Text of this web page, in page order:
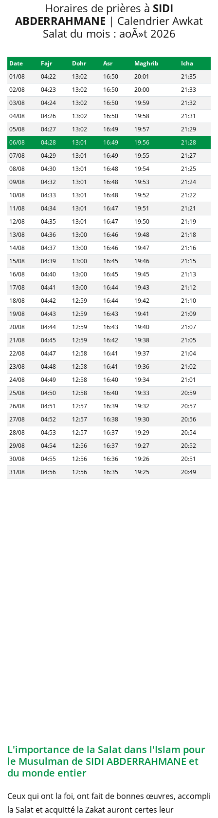
Horaires de prières à SIDI
ABDERRAHMANE | Calendrier Awkat
Salat du mois : aoÃ»t 2026
Date Fajr Dohr Asr Maghrib
Icha
01/08
04:22 13:02 16:50 20:01
21:35
02/08
04:23 13:02 16:50 20:00
21:33
03/08
04:24 13:02 16:50 19:59
21:32
04/08
04:26 13:02 16:50 19:58
21:31
05/08
04:27 13:02 16:49 19:57
21:29
06/08
04:28 13:01 16:49 19:56
21:28
07/08
04:29 13:01 16:49 19:55
21:27
08/08
04:30 13:01 16:48 19:54
21:25
09/08
04:32 13:01 16:48 19:53
21:24
10/08
04:33 13:01 16:48 19:52
21:22
11/08
04:34 13:01 16:47 19:51
21:21
12/08
04:35 13:01 16:47 19:50
21:19
13/08
04:36 13:00 16:46 19:48
21:18
14/08
04:37 13:00 16:46 19:47
21:16
15/08
04:39 13:00 16:45 19:46
21:15
16/08
04:40 13:00 16:45 19:45
21:13
17/08
04:41 13:00 16:44 19:43
21:12
18/08
04:42 12:59 16:44 19:42
21:10
19/08
04:43 12:59 16:43 19:41
21:09
20/08
04:44 12:59 16:43 19:40
21:07
21/08
04:45 12:59 16:42 19:38
21:05
22/08
04:47 12:58 16:41 19:37
21:04
23/08
04:48 12:58 16:41 19:36
21:02
24/08
04:49 12:58 16:40 19:34
21:01
25/08
04:50 12:58 16:40 19:33
20:59
26/08
04:51 12:57 16:39 19:32
20:57
27/08
04:52 12:57 16:38 19:30
20:56
28/08
04:53 12:57 16:37 19:29
20:54
29/08
04:54 12:56 16:37 19:27
20:52
30/08
04:55 12:56 16:36 19:26
20:51
31/08
04:56 12:56 16:35 19:25 20:49
L'importance de la Salat dans l'Islam pour
le Musulman de SIDI ABDERRAHMANE et
du monde entier
Ceux qui ont la foi, ont fait de bonnes œuvres, accompli
la Salat et acquitté la Zakat auront certes leur